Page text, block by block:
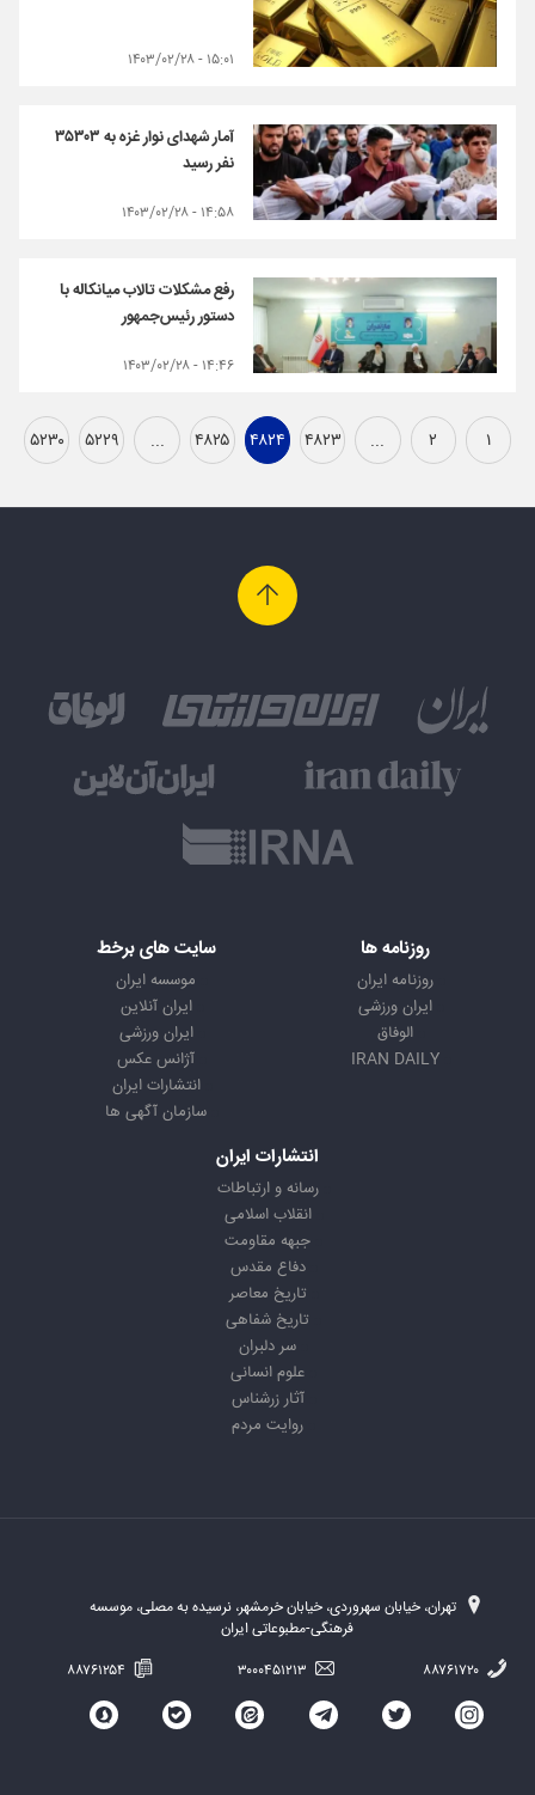
۱۵:۰۱ - ۱۴۰۳/۰۲/۲۸
آمار شهدای نوار غزه به ۳۵۳۰۳
نفر رسید
۱۴:۵۸ - ۱۴۰۳/۰۲/۲۸
رفع مشکلات تالاب میانکاله با
دستور رئیس‌جمهور
۱۴:۴۶ - ۱۴۰۳/۰۲/۲۸
۱ ۲ ... ۴۸۲۳ ۴۸۲۴ ۴۸۲۵ ... ۵۲۲۹ ۵۲۳۰
روزنامه ها
روزنامه ایران
ایران ورزشی
الوفاق
IRAN DAILY
سایت های برخط
موسسه ایران
ایران آنلاین
ایران ورزشی
آژانس عکس
انتشارات ایران
سازمان آگهی ها
انتشارات ایران
رسانه و ارتباطات
انقلاب اسلامی
جبهه مقاومت
دفاع مقدس
تاریخ معاصر
تاریخ شفاهی
سر دلبران
علوم انسانی
آثار زرشناس
روایت مردم
تهران، خیابان سهروردی، خیابان خرمشهر، نرسیده به مصلی، موسسه
فرهنگی-مطبوعاتی ایران